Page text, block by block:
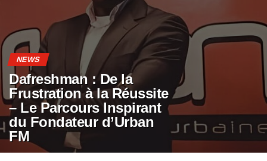
NEWS
Dafreshman : De la
Frustration à la Réussite
– Le Parcours Inspirant
du Fondateur d’Urban
FM